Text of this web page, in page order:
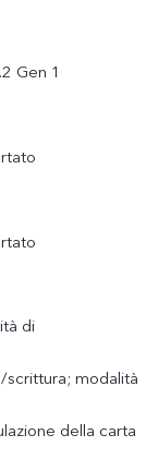
Gen 1
di
scrittura; modalità
della carta